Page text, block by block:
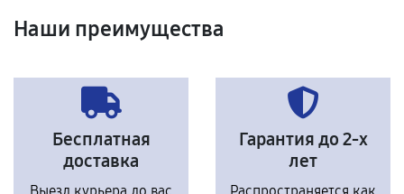
Наши преимущества
Бесплатная
доставка
Гарантия до 2-х
лет